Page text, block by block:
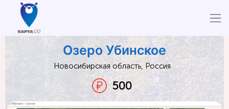
Озеро Убинское
Новосибирская область, Россия
500